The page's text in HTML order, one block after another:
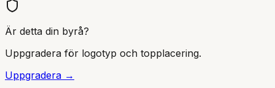
Är detta din byrå?
Uppgradera för logotyp och topplacering.
Uppgradera →